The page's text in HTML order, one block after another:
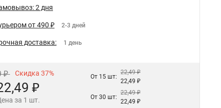
2 дня
от 490 ₽ 2-3 дней
доставка: 1 день
₽ Скидка 37%
₽
за 1 шт.
От 15 шт:
22,49 ₽
22,49 ₽
От 30 шт:
22,49 ₽
22,49 ₽